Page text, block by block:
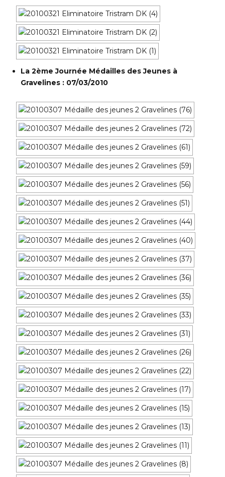
La 2ème Journée Médailles des Jeunes à
Gravelines : 07/03/2010